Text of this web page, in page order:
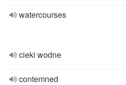
watercourses
cieki wodne
contemned